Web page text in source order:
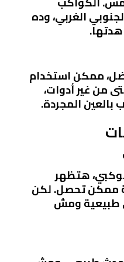
الغربي، وده
ممكن استخدام
من غير أدوات،
المجردة.
هتظهر
ممكن تحصل. لكن
طبيعية ومش